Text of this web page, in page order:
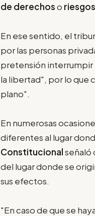
de derechoso
En ese sentido, el
por las personas
pretensión interrumpir
la libertad", por lo que
plano".
En numerosas
diferentes al lugar
Constitucionalseñaló
del lugar donde se
sus efectos.
"En caso de que se